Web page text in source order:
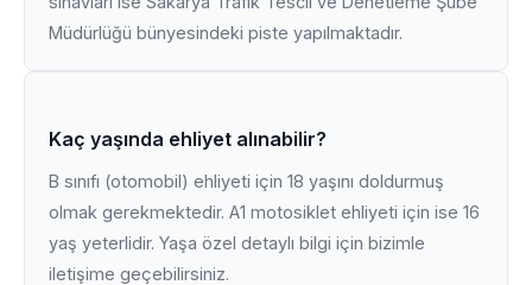
Müdürlüğü bünyesindeki piste yapılmaktadır.
Kaç yaşında ehliyet alınabilir?
B sınıfı (otomobil) ehliyeti için 18 yaşını doldurmuş
olmak gerekmektedir. A1 motosiklet ehliyeti için ise 16
yaş yeterlidir. Yaşa özel detaylı bilgi için bizimle
iletişime geçebilirsiniz.